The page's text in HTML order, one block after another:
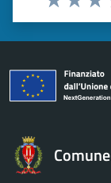
Valuta
Valuta 1